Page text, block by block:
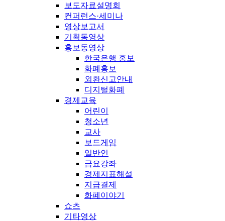
보도자료설명회
컨퍼런스·세미나
영상보고서
기획동영상
홍보동영상
한국은행 홍보
화폐홍보
외환신고안내
디지털화폐
경제교육
어린이
청소년
교사
보드게임
일반인
금요강좌
경제지표해설
지급결제
화폐이야기
쇼츠
기타영상